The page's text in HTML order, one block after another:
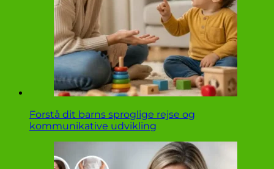
Forstå dit barns sproglige rejse og
kommunikative udvikling